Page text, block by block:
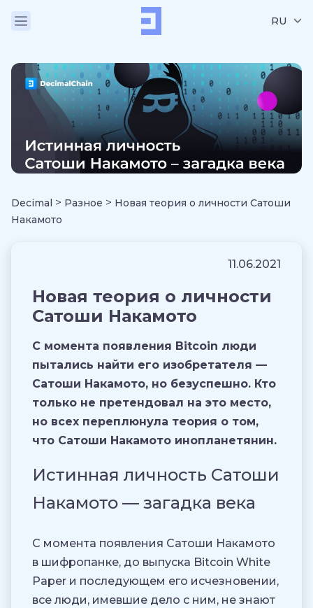
RU
Decimal > Разное > Новая теория о личности Сатоши
Накамото
11.06.2021
Новая теория о личности
Сатоши Накамото
С момента появления Bitcoin люди
пытались найти его изобретателя —
Сатоши Накамото, но безуспешно. Кто
только не претендовал на это место,
но всех переплюнула теория о том,
что Сатоши Накамото инопланетянин.
Истинная личность Сатоши
Накамото — загадка века
С момента появления Сатоши Накамото
в шифропанке, до выпуска Bitcoin White
Paper и последующем его исчезновении,
все люди, имевшие дело с ним, не знают